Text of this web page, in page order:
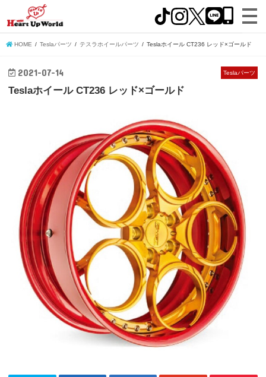
HOME Teslaパーツ テスラホイールパーツ Teslaホイール CT236 レッド×ゴールド
Teslaパーツ
2021-07-14
Teslaホイール CT236 レッド×ゴールド